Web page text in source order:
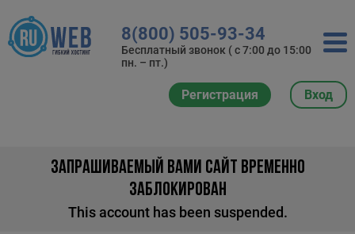
8(800) 505-93-34
Бесплатный звонок ( с 7:00 до 15:00
пн. – пт.)
Регистрация Вход
ЗАПРАШИВАЕМЫЙ ВАМИ САЙТ ВРЕМЕННО
ЗАБЛОКИРОВАН
This account has been suspended.